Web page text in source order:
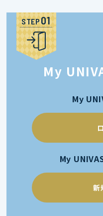
STEP
My
My
My
新